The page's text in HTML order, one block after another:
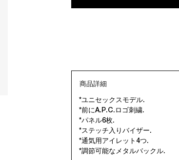
商品詳細
*ユニセックスモデル.
*前にA.P.C.ロゴ刺繍.
*パネル6枚.
*ステッチ入りバイザー.
*通気用アイレット4つ.
*調節可能なメタルバックル.